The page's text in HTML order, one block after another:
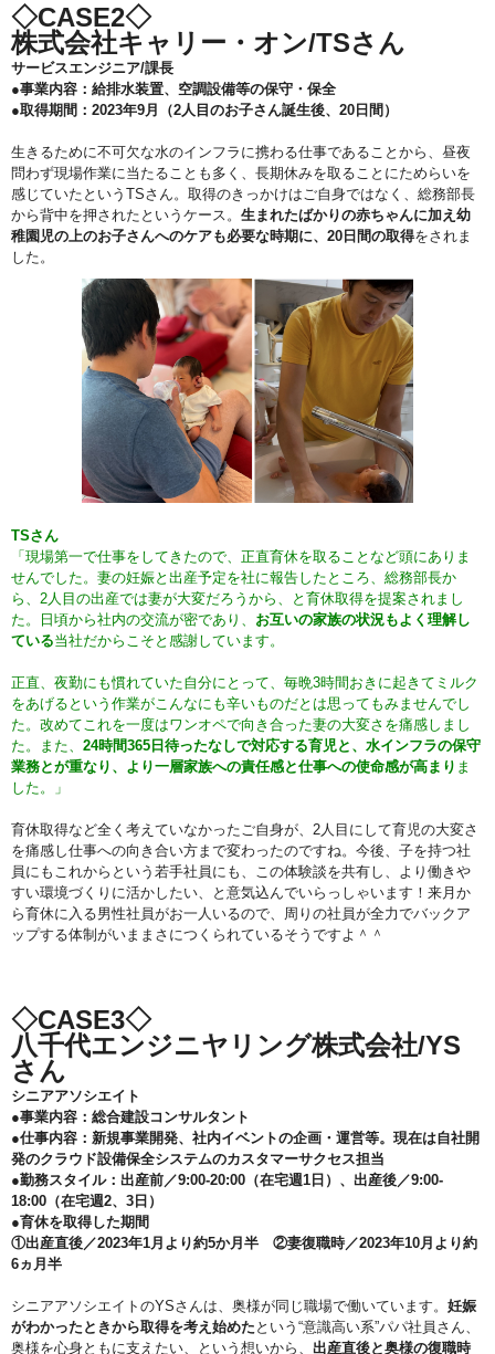
◇CASE2◇
株式会社キャリー・オン/TSさん
サービスエンジニア/課長
●事業内容：給排水装置、空調設備等の保守・保全
●取得期間：2023年9月（2人目のお子さん誕生後、20日間）
生きるために不可欠な水のインフラに携わる仕事であることから、昼夜
問わず現場作業に当たることも多く、長期休みを取ることにためらいを
感じていたというTSさん。取得のきっかけはご自身ではなく、総務部長
から背中を押されたというケース。 生まれたばかりの赤ちゃんに加え幼
稚園児の上のお子さんへのケアも必要な時期に、20日間の取得をされま
した。
TSさん
「現場第一で仕事をしてきたので、正直育休を取ることなど頭にありま
せんでした。妻の妊娠と出産予定を社に報告したところ、総務部長か
ら、2人目の出産では妻が大変だろうから、と育休取得を提案されまし
た。日頃から社内の交流が密であり、 お互いの家族の状況もよく理解し
ている当社だからこそと感謝しています。
正直、夜勤にも慣れていた自分にとって、毎晩3時間おきに起きてミルク
をあげるという作業がこんなにも辛いものだとは思ってもみませんでし
た。改めてこれを一度はワンオペで向き合った妻の大変さを痛感しまし
た。また、 24時間365日待ったなしで対応する育児と、水インフラの保守
業務とが重なり、より一層家族への責任感と仕事への使命感が高まり ま
した。」
育休取得など全く考えていなかったご自身が、2人目にして育児の大変さ
を痛感し仕事への向き合い方まで変わったのですね。今後、子を持つ社
員にもこれからという若手社員にも、この体験談を共有し、より働きや
すい環境づくりに活かしたい、と意気込んでいらっしゃいます！来月か
ら育休に入る男性社員がお一人いるので、周りの社員が全力でバックア
ップする体制がいままさにつくられているそうですよ＾＾
◇CASE3◇
八千代エンジニヤリング株式会社/YS
さん
シニアアソシエイト
●事業内容：総合建設コンサルタント
●仕事内容：新規事業開発、社内イベントの企画・運営等。現在は自社開
発のクラウド設備保全システムのカスタマーサクセス担当
●勤務スタイル：出産前／9:00-20:00（在宅週1日）、出産後／9:00-
18:00（在宅週2、3日）
●育休を取得した期間
①出産直後／2023年1月より約5か月半 ②妻復職時／2023年10月より約
6ヵ月半
シニアアソシエイトのYSさんは、奥様が同じ職場で働いています。 妊娠
がわかったときから取得を考え始めた という“意識高い系”パパ社員さん、
奥様を心身ともに支えたい、という想いから、 出産直後と奥様の復職時